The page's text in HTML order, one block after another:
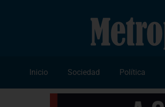
Inicio Sociedad Política